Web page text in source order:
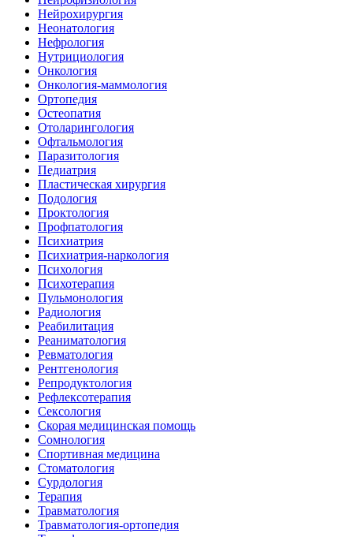
Нейрохирургия
Неонатология
Нефрология
Нутрициология
Онкология
Онкология-маммология
Ортопедия
Остеопатия
Отоларингология
Офтальмология
Паразитология
Педиатрия
Пластическая хирургия
Подология
Проктология
Профпатология
Психиатрия
Психиатрия-наркология
Психология
Психотерапия
Пульмонология
Радиология
Реабилитация
Реаниматология
Ревматология
Рентгенология
Репродуктология
Рефлексотерапия
Сексология
Скорая медицинская помощь
Сомнология
Спортивная медицина
Стоматология
Сурдология
Терапия
Травматология
Травматология-ортопедия